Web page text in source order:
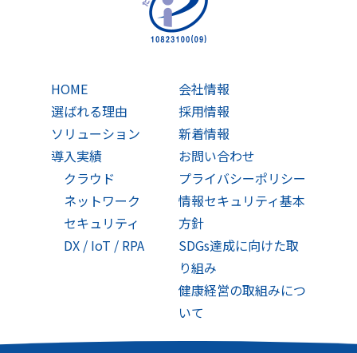
HOME
選ばれる理由
ソリューション
導入実績
クラウド
ネットワーク
セキュリティ
DX / IoT / RPA
会社情報
採用情報
新着情報
お問い合わせ
プライバシーポリシー
情報セキュリティ基本
方針
SDGs達成に向けた取
り組み
健康経営の取組みにつ
いて